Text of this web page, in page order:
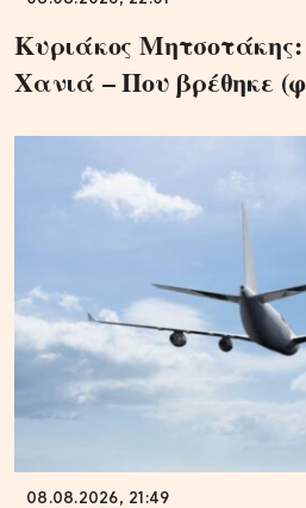
Κυριάκος
Χανιά – Που βρέθηκε
08.08.2026, 21:49